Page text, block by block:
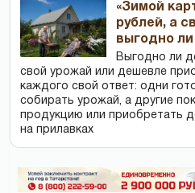
«Зимой
рублей, а
выгодно
Выгодно ли
свой урожай или дешевле
каждого свой ответ: одни
собирать урожай, а другие
продукцию или приобретать
на прилавках